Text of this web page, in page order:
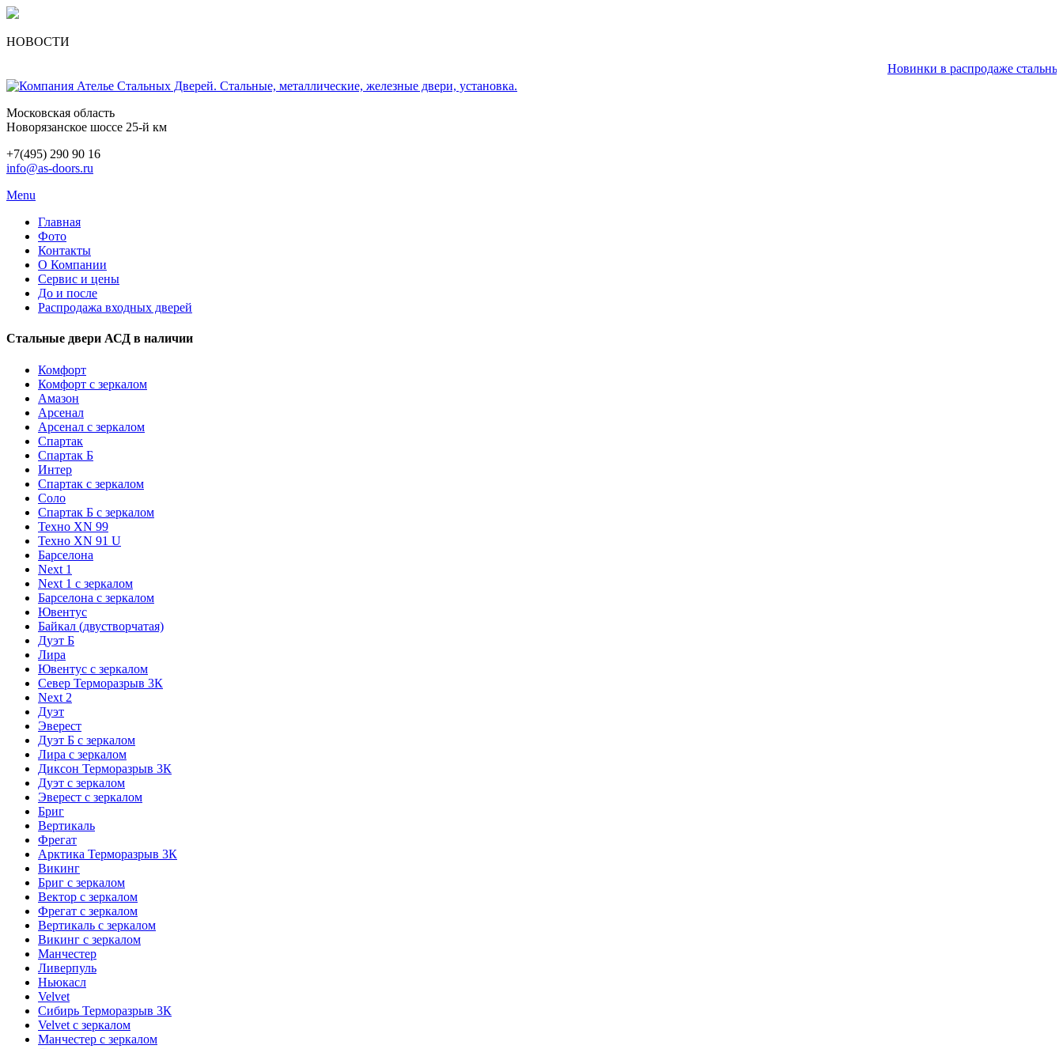
НОВОСТИ
Новинки в распродаже стальных
Московская область
Новорязанское шоссе 25-й км
+7(495) 290 90 16
info@as-doors.ru
Menu
Главная
Фото
Контакты
О Компании
Сервис и цены
До и после
Распродажа входных дверей
Стальные двери АСД в наличии
Комфорт
Комфорт с зеркалом
Амазон
Арсенал
Арсенал с зеркалом
Спартак
Спартак Б
Интер
Спартак с зеркалом
Соло
Спартак Б с зеркалом
Техно XN 99
Техно XN 91 U
Барселона
Next 1
Next 1 с зеркалом
Барселона с зеркалом
Ювентус
Байкал (двустворчатая)
Дуэт Б
Лира
Ювентус с зеркалом
Север Терморазрыв 3К
Next 2
Дуэт
Эверест
Дуэт Б с зеркалом
Лира с зеркалом
Диксон Терморазрыв 3К
Дуэт с зеркалом
Эверест с зеркалом
Бриг
Вертикаль
Фрегат
Арктика Терморазрыв 3К
Викинг
Бриг с зеркалом
Вектор с зеркалом
Фрегат с зеркалом
Вертикаль с зеркалом
Викинг с зеркалом
Манчестер
Ливерпуль
Ньюкасл
Velvet
Сибирь Терморазрыв 3К
Velvet с зеркалом
Манчестер с зеркалом